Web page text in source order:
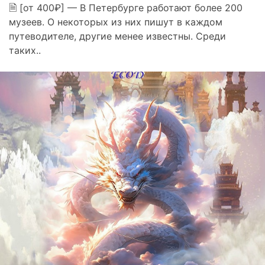
🗎 [от 400₽] — В Петербурге работают более 200
музеев. О некоторых из них пишут в каждом
путеводителе, другие менее известны. Среди
таких..